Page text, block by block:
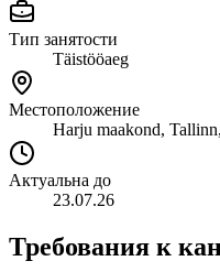
Тип занятости
Täistööaeg
Местоположение
Harju maakond,
Актуальна до
23.07.26
Требования к